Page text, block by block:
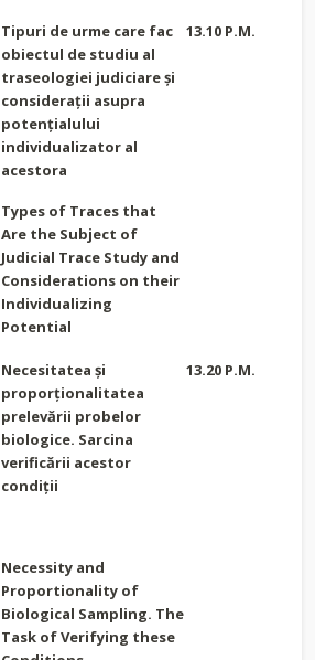
Tipuri de urme care fac
obiectul de studiu al
traseologiei judiciare și
considerații asupra
potențialului
individualizator al
acestora
Types of Traces that
Are the Subject of
Judicial Trace Study and
Considerations on their
Individualizing
Potential
13.10 P.M.
Necesitatea și
proporționalitatea
prelevării probelor
biologice. Sarcina
verificării acestor
condiții
Necessity and
Proportionality of
Biological Sampling. The
Task of Verifying these
13.20 P.M.